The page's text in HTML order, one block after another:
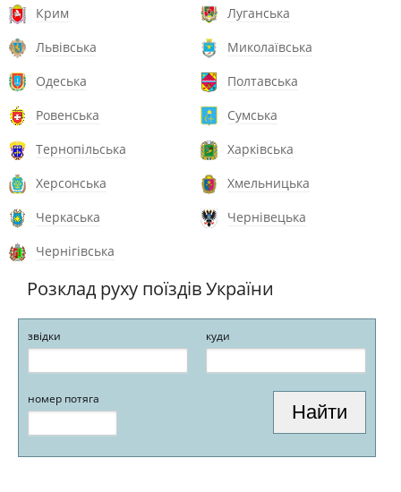
Крим
Луганська
Львівська
Миколаївська
Одеська
Полтавська
Ровенська
Сумська
Тернопільська
Харківська
Херсонська
Хмельницька
Черкаська
Чернівецька
Чернігівська
Розклад руху поїздів України
звідки куди
номер потяга